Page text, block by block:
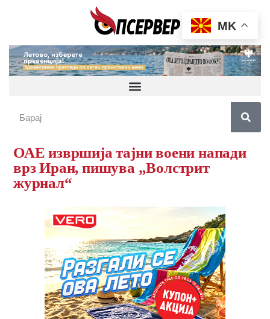
ОАЕ извршија тајни воени напади
врз Иран, пишува „Волстрит
журнал“
MK